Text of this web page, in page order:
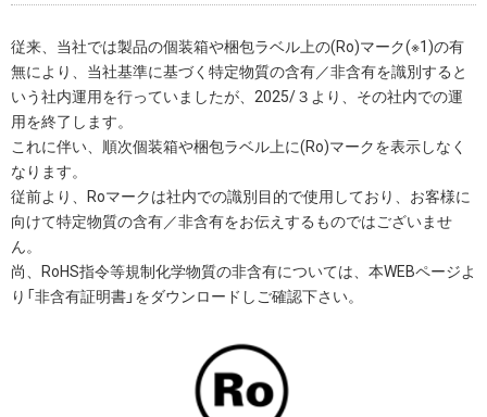
従来、当社では製品の個装箱や梱包ラベル上の(Ro)マーク(※1)の有
無により、当社基準に基づく特定物質の含有／非含有を識別すると
いう社内運用を行っていましたが、2025/３より、その社内での運
用を終了します。
これに伴い、順次個装箱や梱包ラベル上に(Ro)マークを表示しなく
なります。
従前より、Roマークは社内での識別目的で使用しており、お客様に
向けて特定物質の含有／非含有をお伝えするものではございませ
ん。
尚、RoHS指令等規制化学物質の非含有については、本WEBページよ
り「非含有証明書」をダウンロードしご確認下さい。